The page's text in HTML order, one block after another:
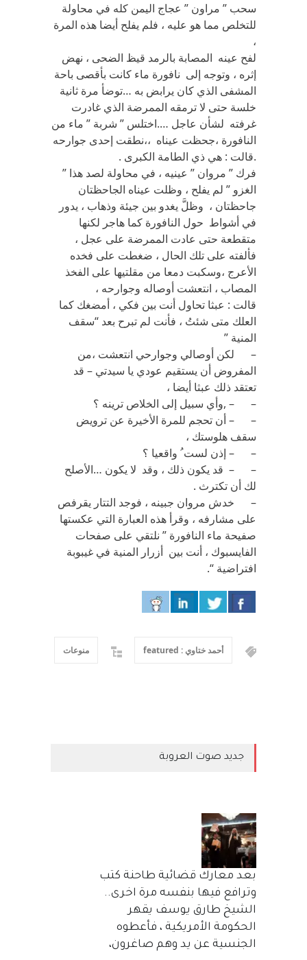
سحب ” مراون ” عجاج اليمن كله في محاولة
للتخلص مما هو عليه ، فلم يفلح أيضا هذه المرة
،
لفح عينه المصابة بالرمد قيظ الضحى ، نهض
إثره ، وتوجه إلى نافورة ماء كانت بأقصى باحة
المشفى الذي كان يرابض به …توضأ مرة ثانية
خلسة حتى لا ترمقه الممرضة الذي غادرت
غرفته لشأن عاجل ….اختلس ” شربة ” ماء من
النافورة ،جحظت عيناه ،،نطقت إحدى جوارحه
.قالت : هي ذي الطامة الكبرى .
فرك ” مروان ” عينيه ، في محاولة لصد هذا ”
الغزو ” لم يفلح ، وظلت عيناه الجاحظتان
جاحظتان ، وظلَّ يغدو بين جيئة وذهاب ، يدور
في أشواط حول النافورة كما هاجر لكنها
متقطعة حتى عادت الممرضة على عجل ،
فألفته على تلك الحال ، ضغطت على فخده
الأعرج ،وسكبت دمعا من مقلتيها على الفخذ
المصاب ، انتعشت أوصاله وجوارحه ،
قالت : عبثا تحاول أنت بين فكي ، أمضغك كما
العلك متى شئتُ ، فأنت لم تبرح بعد “سقف
المنية ”
– لكن أوصالي وجوارحي انتعشت ،من
المفروض أن يستقيم عودي يا سيدتي – قد
تعتقد ذلك عبثا أيضا ،
– – ,وأي سبيل إلى الخلاص ترينه ؟
– – أن تحجم للمرة الأخيرة عن ترويض
سقف هلوستك ،
– – إذن لست ُ واقعيا ؟
– – قد يكون ذلك ، وقد لا يكون …الأصلح
لك أن تكترث .
– خدش مروان جبينه ، فوجد التتار يقرفص
على مشارفه ، وقرأ هذه العبارة التي عكستها
صفيحة ماء النافورة ” نلتقي على صفحات
الفايسبوك ، أنت بين أزرار المنية في غيبوبة
افتراضية “.
أحمد ختاوي : featured منوعات
جديد صوت العروبة
بعد معارك قضائية طاحنة كتب
وترافع فيها بنفسه مرة اخرى..
الشيخ طارق يوسف يقهر
الحكومة الأمريكية ، فأعطوه
الجنسية عن يد وهم صاغرون،